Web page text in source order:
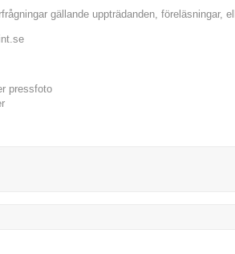
gällande uppträdanden,
pressfoto